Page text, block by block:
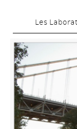
to
Les